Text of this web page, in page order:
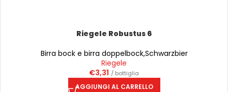
Riegele Robustus 6
Birra bock e birra doppelbock,Schwarzbier
Riegele
€3,31 / bottiglia
AGGIUNGI AL CARRELLO